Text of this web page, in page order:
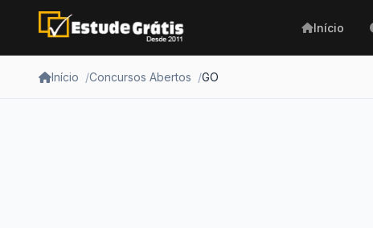
Início
Início Concursos Abertos GO